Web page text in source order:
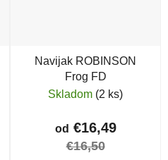
Navijak ROBINSON
Frog FD
Skladom (2 ks)
od €16,49
€16,50